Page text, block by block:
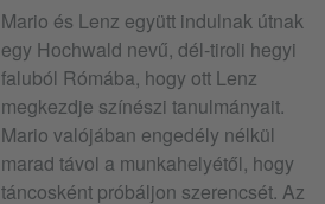
Mario és Lenz együtt indulnak útnak
egy Hochwald nevű, dél-tiroli hegyi
faluból Rómába, hogy ott Lenz
megkezdje színészi tanulmányait.
Mario valójában engedély nélkül
marad távol a munkahelyétől, hogy
táncosként próbáljon szerencsét. Az